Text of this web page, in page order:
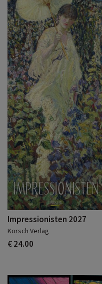
Impressionisten 2027
Korsch Verlag
€ 24.00